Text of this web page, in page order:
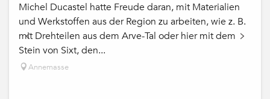
Michel Ducastel hatte Freude daran, mit Materialien
und Werkstoffen aus der Region zu arbeiten, wie z. B.
mit Drehteilen aus dem Arve-Tal oder hier mit dem
Stein von Sixt, den...
Annemasse